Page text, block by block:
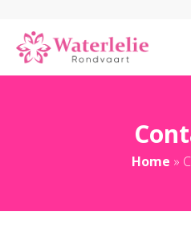
Home »